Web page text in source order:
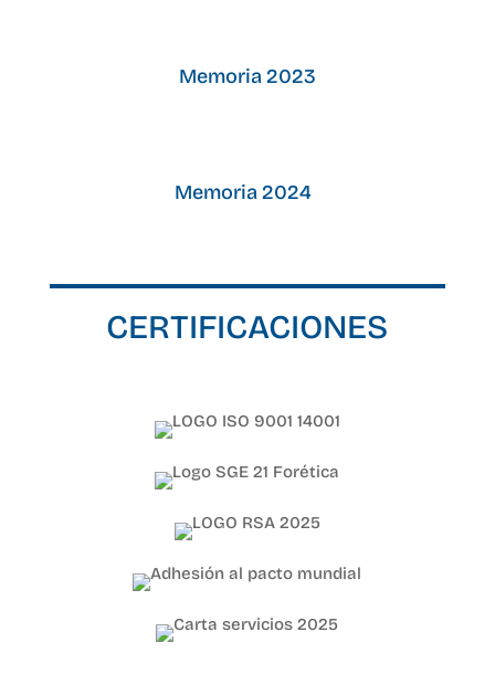
Memoria 2023
Memoria 2024
CERTIFICACIONES